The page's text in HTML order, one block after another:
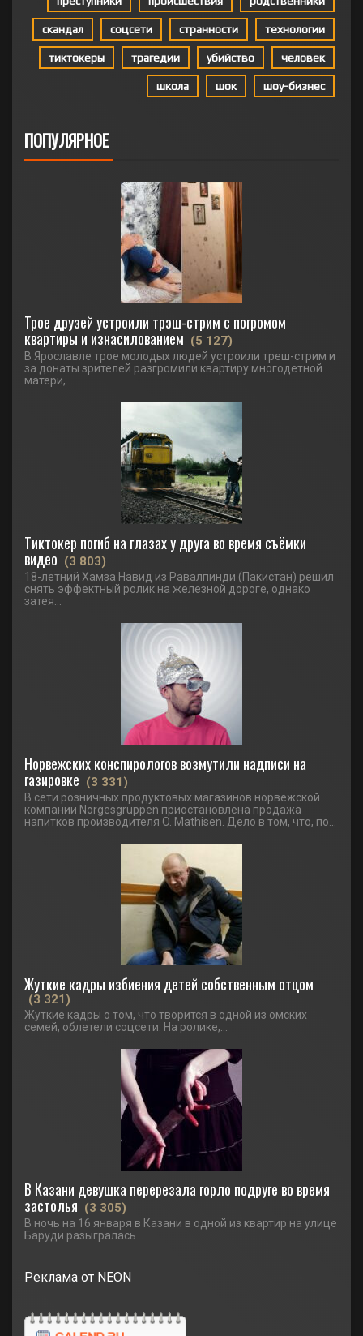
скандал соцсети странности технологии
тиктокеры трагедии убийство человек
школа шок шоу-бизнес
ПОПУЛЯРНОЕ
Трое друзей устроили трэш-стрим с погромом
квартиры и изнасилованием (5 127)
В Ярославле трое молодых людей устроили треш-стрим и
за донаты зрителей разгромили квартиру многодетной
матери,...
Тиктокер погиб на глазах у друга во время съёмки
видео (3 803)
18-летний Хамза Навид из Равалпинди (Пакистан) решил
снять эффектный ролик на железной дороге, однако
затея...
Норвежских конспирологов возмутили надписи на
газировке (3 331)
В сети розничных продуктовых магазинов норвежской
компании Norgesgruppen приостановлена продажа
напитков производителя O. Mathisen. Дело в том, что, по...
Жуткие кадры избиения детей собственным отцом
(3 321)
Жуткие кадры о том, что творится в одной из омских
семей, облетели соцсети. На ролике,...
В Казани девушка перерезала горло подруге во время
застолья (3 305)
В ночь на 16 января в Казани в одной из квартир на улице
Баруди разыгралась...
Реклама от NEON